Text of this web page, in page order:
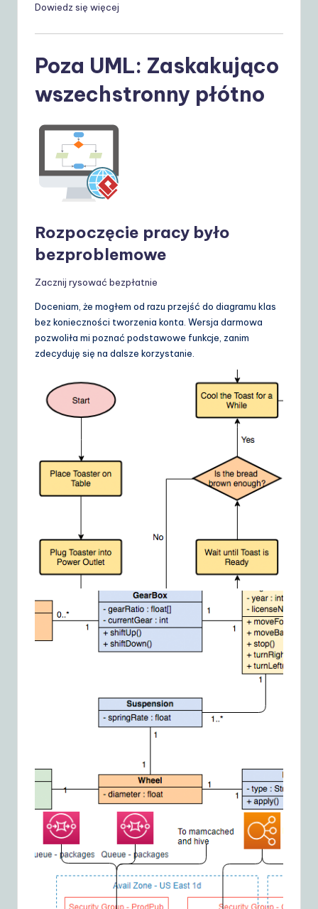
Dowiedz się więcej
Poza UML: Zaskakująco
wszechstronny płótno
Rozpoczęcie pracy było
bezproblemowe
Zacznij rysować bezpłatnie
Doceniam, że mogłem od razu przejść do diagramu klas
bez konieczności tworzenia konta. Wersja darmowa
pozwoliła mi poznać podstawowe funkcje, zanim
zdecyduję się na dalsze korzystanie.